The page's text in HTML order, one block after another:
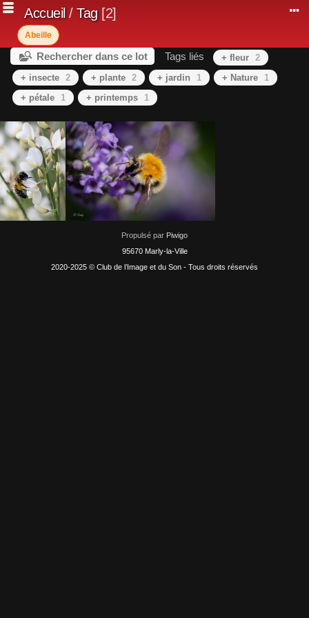
Accueil/ Tag 2
Abeille
Rechercher dans ce lot Tags liés + fleur 2
+ insecte 2 + plante 2 + jardin 1 + Nature
1
+ pétale
1 + printemps 1
Propulsé par Piwigo
95670 Marly-la-Ville
2020-2025 © Club de l’Image et du Son - Tous droits réservés